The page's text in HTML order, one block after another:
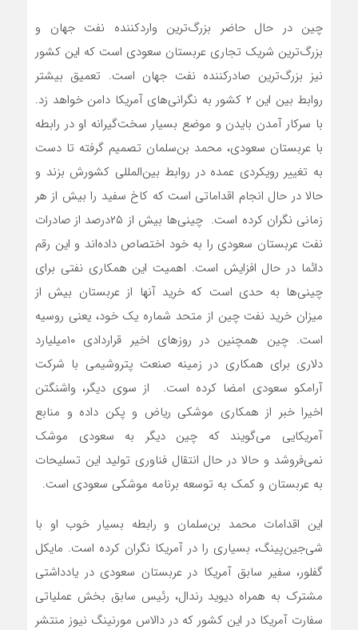
چین در حال حاضر بزرگ‌ترین واردکننده نفت جهان و
بزرگ‌ترین شریک تجاری عربستان سعودی است که این کشور
نیز بزرگ‌ترین صادرکننده نفت جهان است. تعمیق بیشتر
روابط بین این ۲ کشور به نگرانی‌های آمریکا دامن خواهد زد.
با سرکار آمدن بایدن و موضع بسیار سخت‌‌‌گیرانه او در رابطه
با عربستان سعودی، محمد بن‌سلمان تصمیم گرفته تا دست
به تغییر رویکردی عمده در روابط بین‌المللی کشورش بزند و
حالا در حال انجام اقداماتی است که کاخ سفید را بیش از هر
زمانی نگران کرده است. چینی‌‌‌ها بیش از ۲۵‌درصد از صادرات
نفت عربستان سعودی را به خود اختصاص داده‌‌‌اند و این رقم
دائما در حال افزایش است. اهمیت این همکاری نفتی برای
چینی‌‌‌ها به حدی است که خرید آنها از عربستان بیش از
میزان خرید نفت چین از متحد شماره یک خود، یعنی روسیه
است. چین همچنین در روزهای اخیر قراردادی ۱۰‌میلیارد
دلاری برای همکاری در زمینه صنعت پتروشیمی با شرکت
آرامکو سعودی امضا کرده است. از سوی دیگر، واشنگتن
اخیرا خبر از همکاری موشکی ریاض و پکن داده و منابع
آمریکایی می‌‌‌گویند که چین دیگر به سعودی موشک
نمی‌‌‌فروشد و حالا در حال انتقال فناوری تولید این تسلیحات
به عربستان و کمک به توسعه برنامه موشکی سعودی است.
این اقدامات محمد بن‌سلمان و رابطه بسیار خوب او با
شی‌جین‌پینگ، بسیاری را در آمریکا نگران کرده است. مایکل
گفلور، سفیر سابق آمریکا در عربستان سعودی در یادداشتی
مشترک به همراه دیوید رندال، رئیس سابق بخش عملیاتی
سفارت آمریکا در این کشور که در دالاس مورنینگ نیوز منتشر